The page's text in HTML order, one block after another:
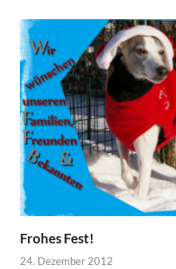
Frohes Fest!
24. Dezember 2012